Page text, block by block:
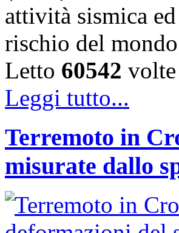
attività sismica
rischio del
Letto 60542 volte
Leggi tutto...
Terremoto in
misurate dallo